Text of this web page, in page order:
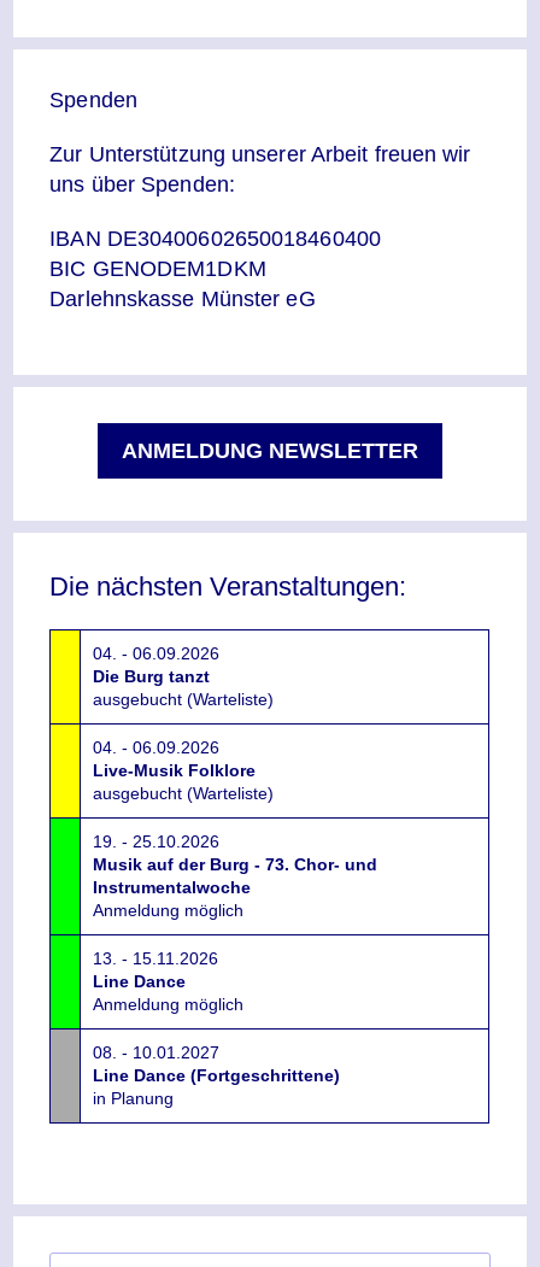
Spenden
Zur Unterstützung unserer Arbeit freuen wir
uns über Spenden:
IBAN DE30400602650018460400
BIC GENODEM1DKM
Darlehnskasse Münster eG
ANMELDUNG NEWSLETTER
Die nächsten Veranstaltungen:
04. - 06.09.2026
Die Burg tanzt
ausgebucht (Warteliste)
04. - 06.09.2026
Live-Musik Folklore
ausgebucht (Warteliste)
19. - 25.10.2026
Musik auf der Burg - 73. Chor- und
Instrumentalwoche
Anmeldung möglich
13. - 15.11.2026
Line Dance
Anmeldung möglich
08. - 10.01.2027
Line Dance (Fortgeschrittene)
in Planung